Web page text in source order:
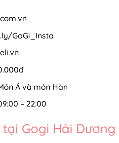
GoGi_Insta​
Á và món Hàn
– 22:00
Gogi Hải Dương